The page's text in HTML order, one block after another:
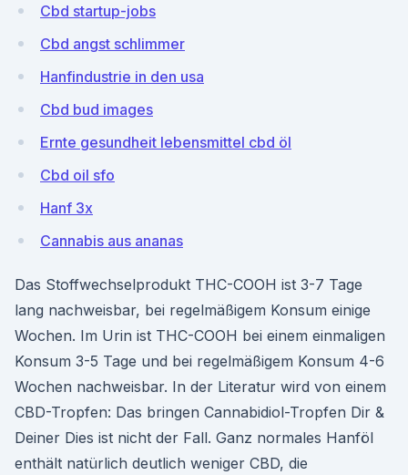
Cbd startup-jobs
Cbd angst schlimmer
Hanfindustrie in den usa
Cbd bud images
Ernte gesundheit lebensmittel cbd öl
Cbd oil sfo
Hanf 3x
Cannabis aus ananas
Das Stoffwechselprodukt THC-COOH ist 3-7 Tage
lang nachweisbar, bei regelmäßigem Konsum einige
Wochen. Im Urin ist THC-COOH bei einem einmaligen
Konsum 3-5 Tage und bei regelmäßigem Konsum 4-6
Wochen nachweisbar. In der Literatur wird von einem
CBD-Tropfen: Das bringen Cannabidiol-Tropfen Dir &
Deiner Dies ist nicht der Fall. Ganz normales Hanföl
enthält natürlich deutlich weniger CBD, die